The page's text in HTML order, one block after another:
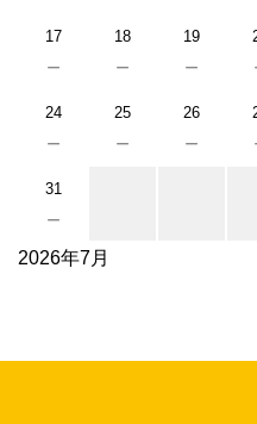
17
－
18
－
19
－
24
－
25
－
26
－
31
－
2026年7月